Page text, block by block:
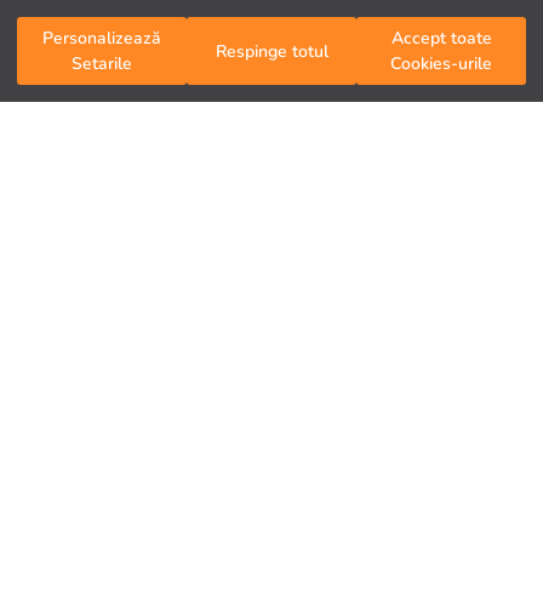
Personalizează
Setarile
Respinge totul
Accept toate
Cookies-urile
Adaugă în coș
Întrebări frecvente
Retur
Urmărește-ne